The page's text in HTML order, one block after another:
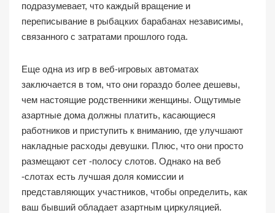
подразумевает, что каждый вращение и
переписывание в рыбацких барабанах независимы,
связанного с затратами прошлого года.
Еще одна из игр в веб-игровых автоматах
заключается в том, что они гораздо более дешевы,
чем настоящие родственники женщины. Ощутимые
азартные дома должны платить, касающиеся
работников и приступить к вниманию, где улучшают
накладные расходы девушки. Плюс, что они просто
размещают сет -полосу слотов. Однако на веб
-слотах есть лучшая доля комиссии и
представляющих участников, чтобы определить, как
ваш бывший обладает азартным циркуляцией.